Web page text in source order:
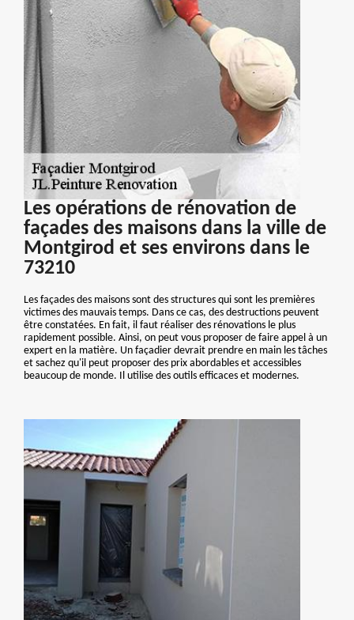
Les opérations de rénovation de
façades des maisons dans la ville de
Montgirod et ses environs dans le
73210
Les façades des maisons sont des structures qui sont les premières
victimes des mauvais temps. Dans ce cas, des destructions peuvent
être constatées. En fait, il faut réaliser des rénovations le plus
rapidement possible. Ainsi, on peut vous proposer de faire appel à un
expert en la matière. Un façadier devrait prendre en main les tâches
et sachez qu'il peut proposer des prix abordables et accessibles
beaucoup de monde. Il utilise des outils efficaces et modernes.